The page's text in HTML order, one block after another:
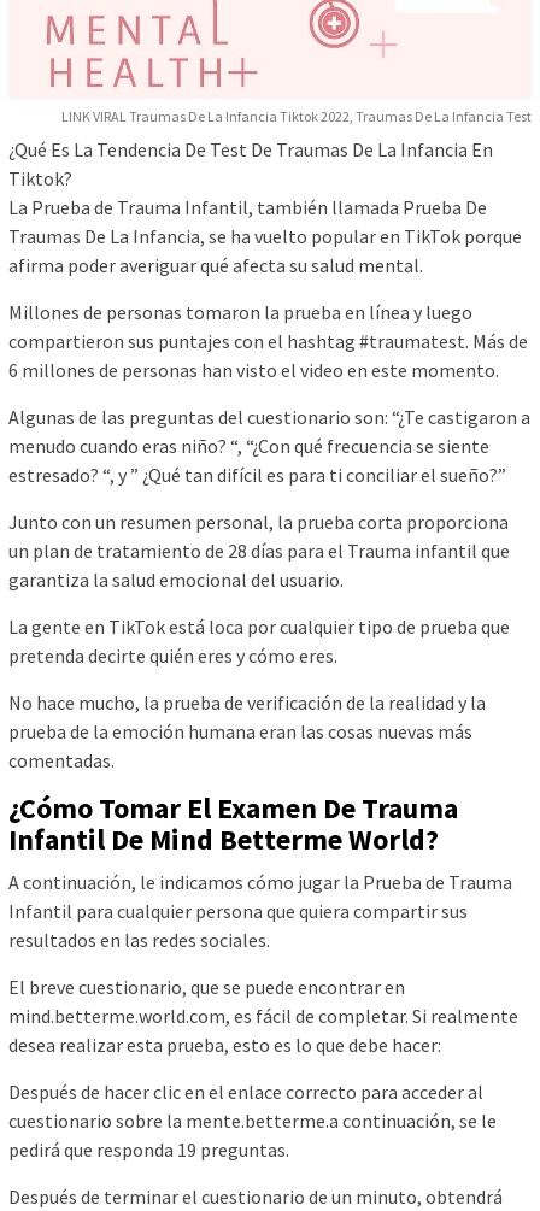
LINK VIRAL Traumas De La Infancia Tiktok 2022, Traumas De La Infancia Test
¿Qué Es La Tendencia De Test De Traumas De La Infancia En
Tiktok?
La Prueba de Trauma Infantil, también llamada Prueba De
Traumas De La Infancia, se ha vuelto popular en TikTok porque
afirma poder averiguar qué afecta su salud mental.
Millones de personas tomaron la prueba en línea y luego
compartieron sus puntajes con el hashtag #traumatest. Más de
6 millones de personas han visto el video en este momento.
Algunas de las preguntas del cuestionario son: “¿Te castigaron a
menudo cuando eras niño? “, “¿Con qué frecuencia se siente
estresado? “, y ” ¿Qué tan difícil es para ti conciliar el sueño?”
Junto con un resumen personal, la prueba corta proporciona
un plan de tratamiento de 28 días para el Trauma infantil que
garantiza la salud emocional del usuario.
La gente en TikTok está loca por cualquier tipo de prueba que
pretenda decirte quién eres y cómo eres.
No hace mucho, la prueba de verificación de la realidad y la
prueba de la emoción humana eran las cosas nuevas más
comentadas.
¿Cómo Tomar El Examen De Trauma
Infantil De Mind Betterme World?
A continuación, le indicamos cómo jugar la Prueba de Trauma
Infantil para cualquier persona que quiera compartir sus
resultados en las redes sociales.
El breve cuestionario, que se puede encontrar en
mind.betterme.world.com, es fácil de completar. Si realmente
desea realizar esta prueba, esto es lo que debe hacer:
Después de hacer clic en el enlace correcto para acceder al
cuestionario sobre la mente.betterme.a continuación, se le
pedirá que responda 19 preguntas.
Después de terminar el cuestionario de un minuto, obtendrá